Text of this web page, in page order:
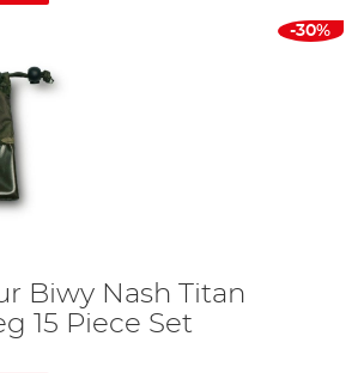
-30%
Biwy Nash Titan
15 Piece Set